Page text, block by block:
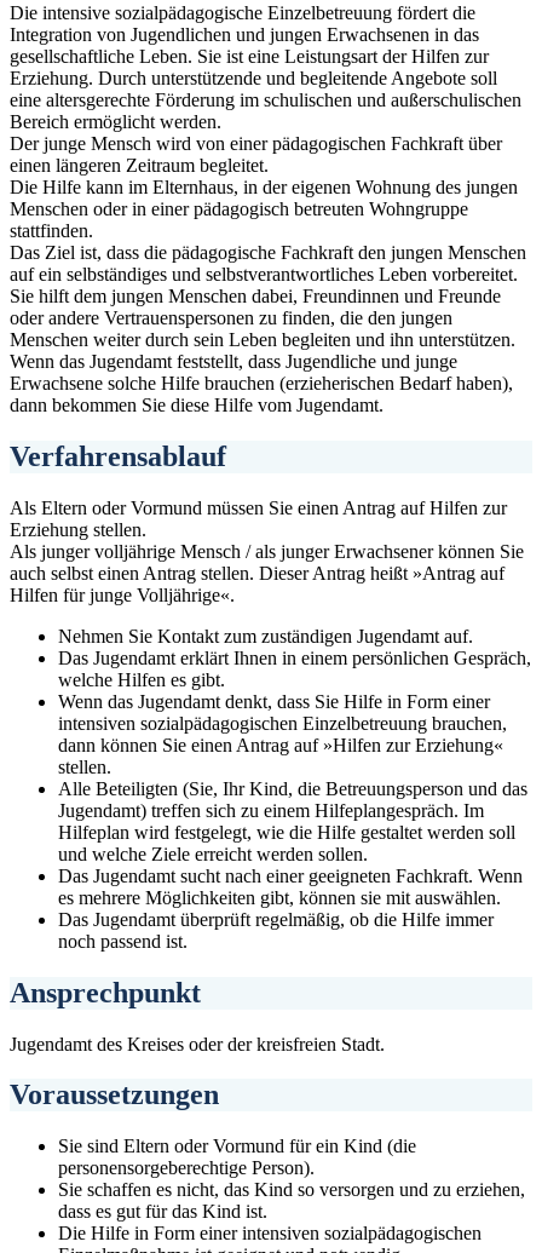
Die intensive sozialpädagogische Einzelbetreuung fördert die
Integration von Jugendlichen und jungen Erwachsenen in das
gesellschaftliche Leben. Sie ist eine Leistungsart der Hilfen zur
Erziehung. Durch unterstützende und begleitende Angebote soll
eine altersgerechte Förderung im schulischen und außerschulischen
Bereich ermöglicht werden.
Der junge Mensch wird von einer pädagogischen Fachkraft über
einen längeren Zeitraum begleitet.
Die Hilfe kann im Elternhaus, in der eigenen Wohnung des jungen
Menschen oder in einer pädagogisch betreuten Wohngruppe
stattfinden.
Das Ziel ist, dass die pädagogische Fachkraft den jungen Menschen
auf ein selbständiges und selbstverantwortliches Leben vorbereitet.
Sie hilft dem jungen Menschen dabei, Freundinnen und Freunde
oder andere Vertrauenspersonen zu finden, die den jungen
Menschen weiter durch sein Leben begleiten und ihn unterstützen.
Wenn das Jugendamt feststellt, dass Jugendliche und junge
Erwachsene solche Hilfe brauchen (erzieherischen Bedarf haben),
dann bekommen Sie diese Hilfe vom Jugendamt.
Verfahrensablauf
Als Eltern oder Vormund müssen Sie einen Antrag auf Hilfen zur
Erziehung stellen.
Als junger volljährige Mensch / als junger Erwachsener können Sie
auch selbst einen Antrag stellen. Dieser Antrag heißt »Antrag auf
Hilfen für junge Volljährige«.
Nehmen Sie Kontakt zum zuständigen Jugendamt auf.
Das Jugendamt erklärt Ihnen in einem persönlichen Gespräch,
welche Hilfen es gibt.
Wenn das Jugendamt denkt, dass Sie Hilfe in Form einer
intensiven sozialpädagogischen Einzelbetreuung brauchen,
dann können Sie einen Antrag auf »Hilfen zur Erziehung«
stellen.
Alle Beteiligten (Sie, Ihr Kind, die Betreuungsperson und das
Jugendamt) treffen sich zu einem Hilfeplangespräch. Im
Hilfeplan wird festgelegt, wie die Hilfe gestaltet werden soll
und welche Ziele erreicht werden sollen.
Das Jugendamt sucht nach einer geeigneten Fachkraft. Wenn
es mehrere Möglichkeiten gibt, können sie mit auswählen.
Das Jugendamt überprüft regelmäßig, ob die Hilfe immer
noch passend ist.
Ansprechpunkt
Jugendamt des Kreises oder der kreisfreien Stadt.
Voraussetzungen
Sie sind Eltern oder Vormund für ein Kind (die
personensorgeberechtige Person).
Sie schaffen es nicht, das Kind so versorgen und zu erziehen,
dass es gut für das Kind ist.
Die Hilfe in Form einer intensiven sozialpädagogischen